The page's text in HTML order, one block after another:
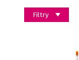
Filtry